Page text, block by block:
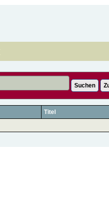
Suchen
Titel